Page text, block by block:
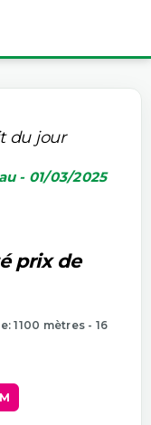
du jour
- 01/03/2025
prix de
1100 mètres - 16
M